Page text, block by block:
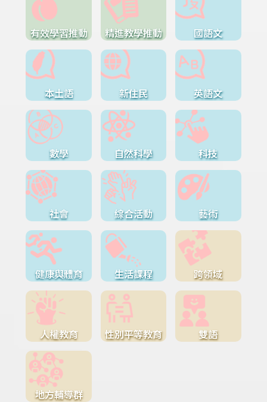
有效學習推動 精進教學推動 國語文
本土語 新住民 英語文
數學 自然科學 科技
社會 綜合活動 藝術
健康與體育 生活課程 跨領域
人權教育 性別平等教育 雙語
地方輔導群